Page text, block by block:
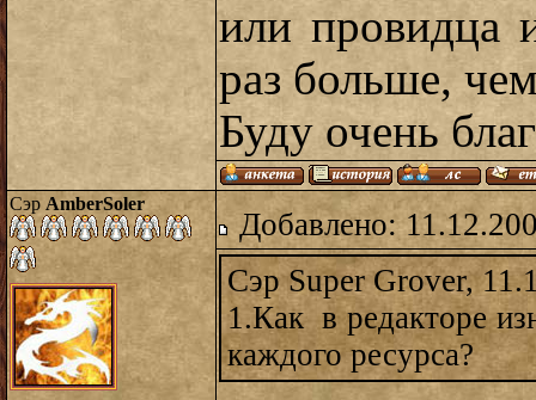
или провидца
раз больше,
Буду очень
Сэр AmberSoler
Добавлено:
Сэр Super Grover,
1.Как в редакторе
каждого ресурса?